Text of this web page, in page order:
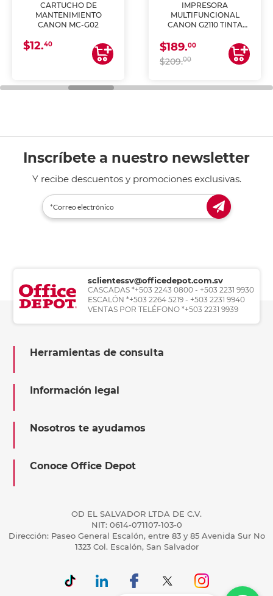
CARTUCHO DE
MANTENIMIENTO
CANON MC-G02
$12.40
IMPRESORA
MULTIFUNCIONAL
CANON G2110 TINTA
$189.00
$209.00
Inscríbete a nuestro newsletter
Y recibe descuentos y promociones exclusivas.
sclientessv@officedepot.com.sv
CASCADAS *+503 2243 0800 - +503 2231 9930
ESCALÓN *+503 2264 5219 - +503 2231 9940
VENTAS POR TELÉFONO *+503 2231 9939
Herramientas de consulta
Información legal
Nosotros te ayudamos
Conoce Office Depot
OD EL SALVADOR LTDA DE C.V.
NIT: 0614-071107-103-0
Dirección: Paseo General Escalón, entre 83 y 85 Avenida Sur No
1323 Col. Escalón, San Salvador